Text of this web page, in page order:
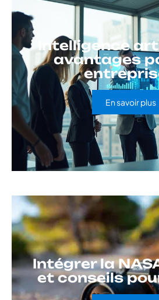
Intelligence
avantages
En savoir plus
Intégrer la
et conseils